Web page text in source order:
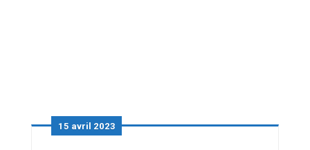
15 avril 2023